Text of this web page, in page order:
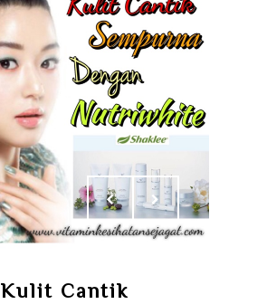
Kulit Cantik